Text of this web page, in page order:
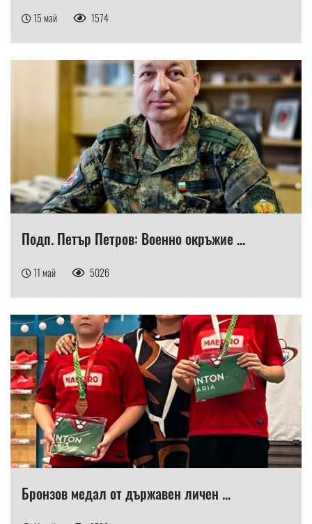
15 май 1574
Подп. Петър Петров: Военно окръжие ...
11 май 5026
Бронзов медал от държавен личен ...